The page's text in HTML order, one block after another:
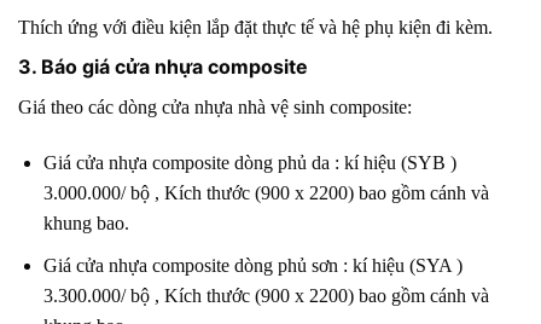
Thích ứng với điều kiện lắp đặt thực tế và hệ phụ kiện đi kèm.
3. Báo giá cửa nhựa composite
Giá theo các dòng cửa nhựa nhà vệ sinh composite:
Giá cửa nhựa composite dòng phủ da : kí hiệu (SYB )
3.000.000/ bộ , Kích thước (900 x 2200) bao gồm cánh và
khung bao.
Giá cửa nhựa composite dòng phủ sơn : kí hiệu (SYA )
3.300.000/ bộ , Kích thước (900 x 2200) bao gồm cánh và